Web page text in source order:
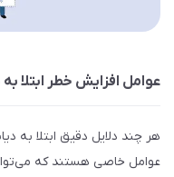
عوامل افزایش خطر ابتلا
هر چند دلایل دقیق ابتلا
عوامل خاصی هستند که